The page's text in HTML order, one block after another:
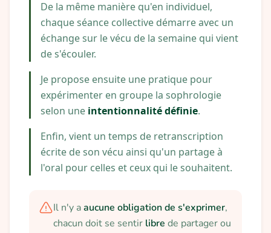
De la même manière qu'en individuel,
chaque séance collective démarre avec un
échange sur le vécu de la semaine qui vient
de s'écouler.
Je propose ensuite une pratique pour
expérimenter en groupe la sophrologie
selon une intentionnalité définie.
Enfin, vient un temps de retranscription
écrite de son vécu ainsi qu'un partage à
l'oral pour celles et ceux qui le souhaitent.
Il n'y aaucune obligation de s'exprimer,
chacun doit se sentir libre de partager ou